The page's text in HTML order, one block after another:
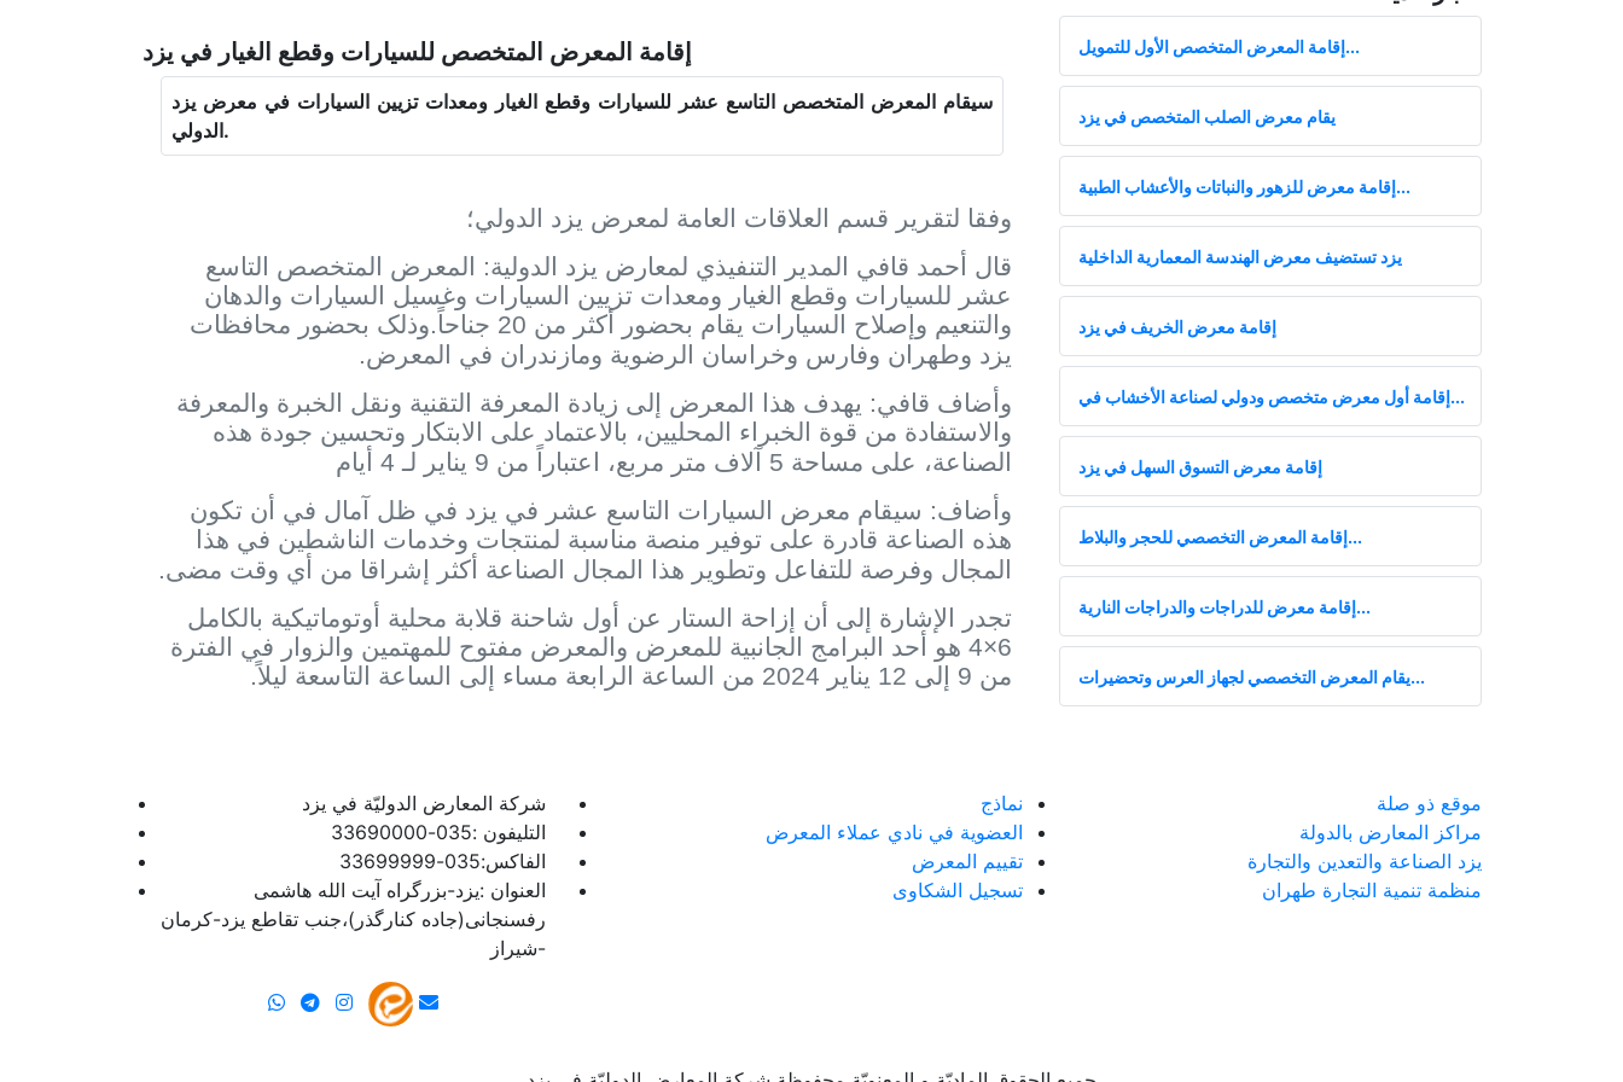
إقامة المعرض المتخصص للسيارات وقطع الغيار في يزد
سيقام المعرض المتخصص التاسع عشر للسيارات وقطع الغيار ومعدات تزيين السيارات في معرض يزد
الدولي.
وفقا لتقرير قسم العلاقات العامة لمعرض يزد الدولي؛
قال أحمد قافي المدیر التنفيذي لمعارض يزد الدولية: المعرض المتخصص التاسع
عشر للسيارات وقطع الغيار ومعدات تزيين السيارات وغسيل السيارات والدهان
والتنعيم وإصلاح السيارات یقام بحضور أكثر من 20 جناحاً.وذلک بحضور محافظات
يزد وطهران وفارس وخراسان الرضویة ومازندران في المعرض.
وأضاف قافي: يهدف هذا المعرض إلى زيادة المعرفة التقنية ونقل الخبرة والمعرفة
والاستفادة من قوة الخبراء المحليين، بالاعتماد على الابتكار وتحسين جودة هذه
الصناعة، على مساحة 5 آلاف متر مربع، اعتباراً من 9 يناير لـ 4 أيام
وأضاف: سيقام معرض السيارات التاسع عشر في يزد في ظل آمال في أن تكون
هذه الصناعة قادرة على توفير منصة مناسبة لمنتجات وخدمات الناشطين في هذا
المجال وفرصة للتفاعل وتطوير هذا المجال الصناعة أكثر إشراقا من أي وقت مضى.
تجدر الإشارة إلى أن إزاحة الستار عن أول شاحنة قلابة محلية أوتوماتيكية بالكامل
6×4 هو أحد البرامج الجانبية للمعرض والمعرض مفتوح للمهتمين والزوار في الفترة
من 9 إلى 12 يناير 2024 من الساعة الرابعة مساء إلى الساعة التاسعة لیلاً.
إقامة المعرض المتخصص الأول للتمويل...
يقام معرض الصلب المتخصص في يزد
إقامة معرض للزهور والنباتات والأعشاب الطبية...
يزد تستضيف معرض الهندسة المعمارية الداخلية
إقامة معرض الخريف في يزد
إقامة أول معرض متخصص ودولي لصناعة الأخشاب في...
إقامة معرض التسوق السهل في يزد
إقامة المعرض التخصصي للحجر والبلاط...
إقامة معرض للدراجات والدراجات النارية...
يقام المعرض التخصصي لجهاز العرس وتحضيرات...
شرکة المعارض الدولیّة في یزد
التلیفون :035-33690000
الفاکس:035-33699999
العنوان :یزد-بزرگراه آیت الله هاشمی
رفسنجانی(جاده کنارگذر)،جنب تقاطع یزد-کرمان
-شیراز
نماذج
العضوية في نادي عملاء المعرض
تقييم المعرض
تسجيل الشكاوى
موقع ذو صلة
مراكز المعارض بالدولة
يزد الصناعة والتعدين والتجارة
منظمة تنمية التجارة طهران